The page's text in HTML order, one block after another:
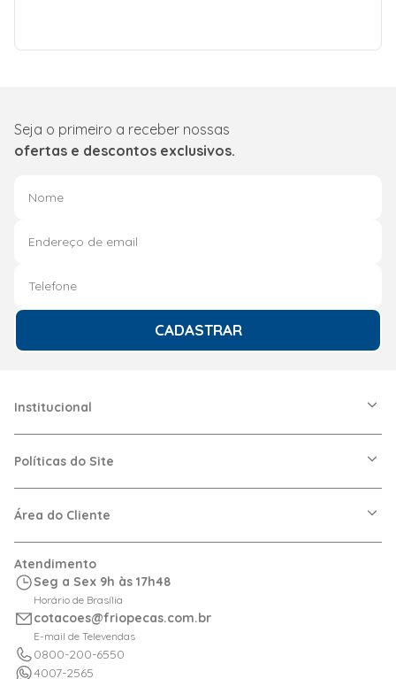
Seja o primeiro a receber nossas
ofertas e descontos exclusivos.
CADASTRAR
Institucional
Nossas Lojas
Dúvidas Frequentes
Políticas do Site
Política de Privacidade
Logística
Área do Cliente
Meus Pedidos
Calculadora de BTUs
Portal de Boletos
Orçamentos
Atendimento
Seg a Sex 9h às 17h48
Horário de Brasília
cotacoes@friopecas.com.br
E-mail de Televendas
0800-200-6550
4007-2565